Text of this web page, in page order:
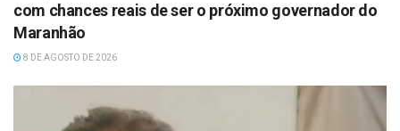
com chances reais de ser o próximo governador do
Maranhão
8 DE AGOSTO DE 2026